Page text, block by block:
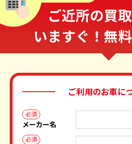
ご近所の買
いますぐ！無
ご利用のお車に
必須
メーカー名
必須